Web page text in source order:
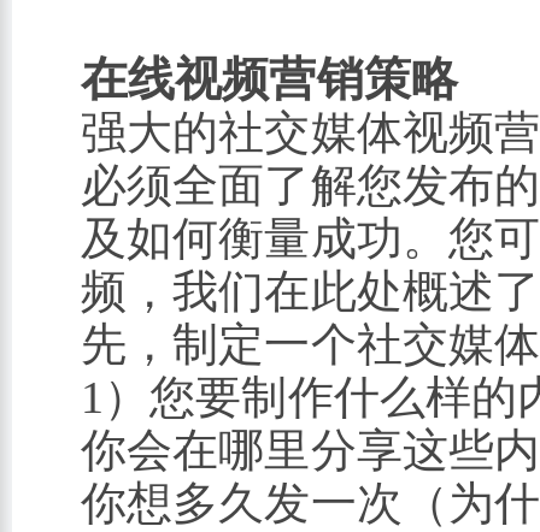
在线视频营销策略
强大的社交媒体视频
必须全面了解您发布
及如何衡量成功。您
频，我们在此处概述
先，制定一个社交媒
1）您要制作什么样的
你会在哪里分享这些
你想多久发一次（为